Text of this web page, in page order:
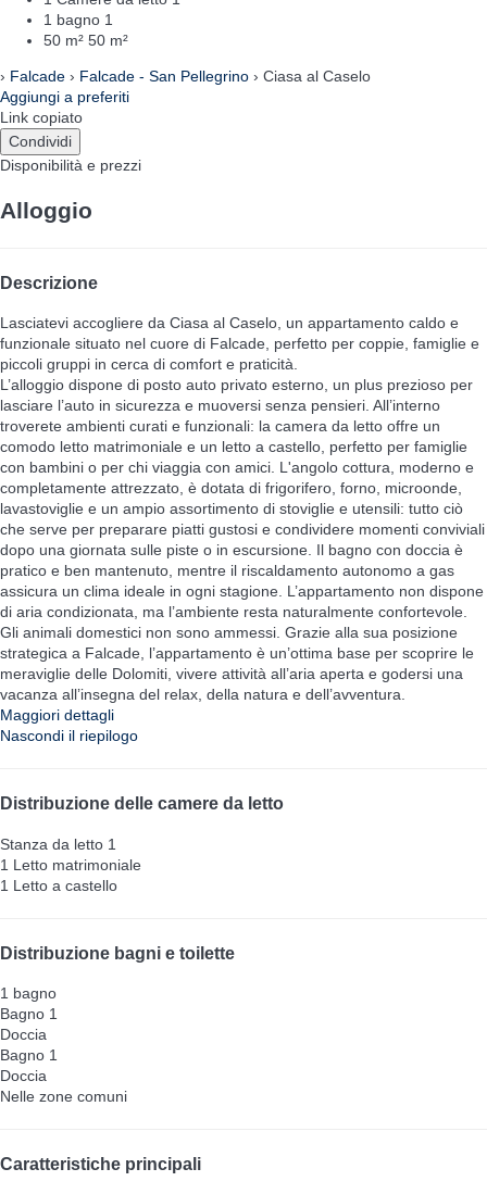
1 bagno 1
50 m² 50 m²
› Falcade › Falcade - San Pellegrino › Ciasa al Caselo
Aggiungi a preferiti
Link copiato
Condividi
Disponibilità e prezzi
Alloggio
Descrizione
Lasciatevi accogliere da Ciasa al Caselo, un appartamento caldo e
funzionale situato nel cuore di Falcade, perfetto per coppie, famiglie e
piccoli gruppi in cerca di comfort e praticità.
L’alloggio dispone di posto auto privato esterno, un plus prezioso per
lasciare l’auto in sicurezza e muoversi senza pensieri. All’interno
troverete ambienti curati e funzionali: la camera da letto offre un
comodo letto matrimoniale e un letto a castello, perfetto per famiglie
con bambini o per chi viaggia con amici. L'angolo cottura, moderno e
completamente attrezzato, è dotata di frigorifero, forno, microonde,
lavastoviglie e un ampio assortimento di stoviglie e utensili: tutto ciò
che serve per preparare piatti gustosi e condividere momenti conviviali
dopo una giornata sulle piste o in escursione. Il bagno con doccia è
pratico e ben mantenuto, mentre il riscaldamento autonomo a gas
assicura un clima ideale in ogni stagione. L’appartamento non dispone
di aria condizionata, ma l’ambiente resta naturalmente confortevole.
Gli animali domestici non sono ammessi. Grazie alla sua posizione
strategica a Falcade, l’appartamento è un’ottima base per scoprire le
meraviglie delle Dolomiti, vivere attività all’aria aperta e godersi una
vacanza all’insegna del relax, della natura e dell’avventura.
Maggiori dettagli
Nascondi il riepilogo
Distribuzione delle camere da letto
Stanza da letto 1
1 Letto matrimoniale
1 Letto a castello
Distribuzione bagni e toilette
1 bagno
Bagno 1
Doccia
Bagno 1
Doccia
Nelle zone comuni
Caratteristiche principali